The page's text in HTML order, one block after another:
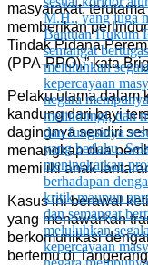
masyarakat,
memberikan
Tindak Pidana
(PPA-PPO),” kata
Pelaku utama dalam
kandung dari bayi
dagingnya sendiri
menangkap dua
memiliki anak
Kasus ini berawal
yang menawarkan
berkomunikasi
bertemu di